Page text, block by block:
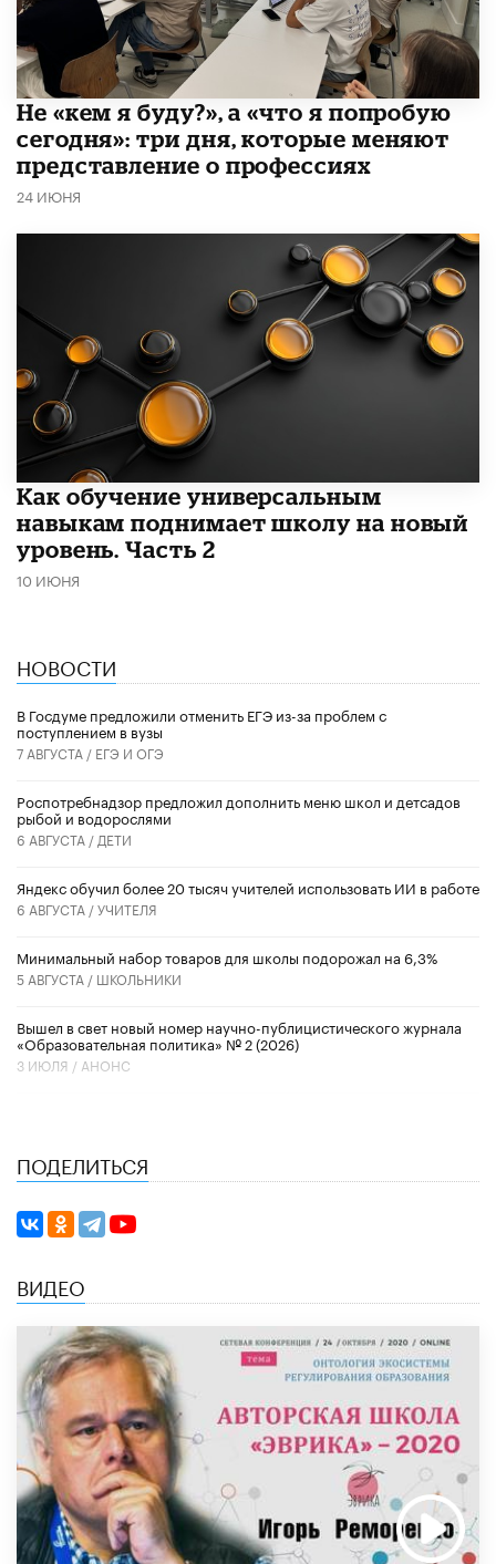
Не «кем я буду?», а «что я попробую
сегодня»: три дня, которые меняют
представление о профессиях
24 ИЮНЯ
​Как обучение универсальным
навыкам поднимает школу на новый
уровень. Часть 2
10 ИЮНЯ
НОВОСТИ
В Госдуме предложили отменить ЕГЭ из-за проблем с
поступлением в вузы
7 АВГУСТА / ЕГЭ И ОГЭ
Роспотребнадзор предложил дополнить меню школ и детсадов
рыбой и водорослями
6 АВГУСТА / ДЕТИ
​Яндекс обучил более 20 тысяч учителей использовать ИИ в работе
6 АВГУСТА /УЧИТЕЛЯ
Минимальный набор товаров для школы подорожал на 6,3%
5 АВГУСТА / ШКОЛЬНИКИ
Вышел в свет новый номер научно-публицистического журнала
«Образовательная политика» № 2 (2026)
3 ИЮЛЯ / АНОНС
ПОДЕЛИТЬСЯ
ВИДЕО